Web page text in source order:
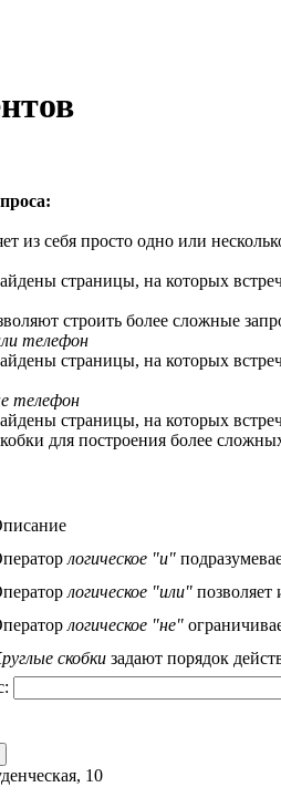
из себя просто одно или
страницы, на которых
строить более сложные
телефон
страницы, на которых
телефон
страницы, на которых
для построения более
логическое "и"
логическое "или" позволяет
логическое "не"
скобки задают порядок
10